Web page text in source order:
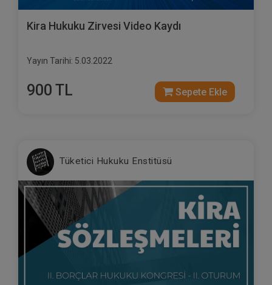
Kira Hukuku Zirvesi Video Kaydı
Yayın Tarihi: 5.03.2022
900 TL Sepete Ekle
Tüketici Hukuku Enstitüsü